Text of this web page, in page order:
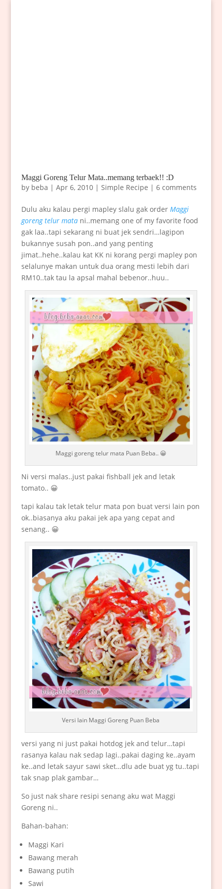
Maggi Goreng Telur Mata..memang terbaek!! :D
by beba | Apr 6, 2010| Simple Recipe | 6 comments
Dulu aku kalau pergi mapley slalu gak order Maggi
goreng telur matani..memang one of my favorite food
gak laa..tapi sekarang ni buat jek sendri…lagipon
bukannye susah pon..and yang penting
jimat..hehe..kalau kat KK ni korang pergi mapley pon
selalunye makan untuk dua orang mesti lebih dari
RM10..tak tau la apsal mahal bebenor..huu..
Maggi goreng telur mata Puan Beba.. 😀
Ni versi malas..just pakai fishball jek and letak
tomato.. 😀
tapi kalau tak letak telur mata pon buat versi lain pon
ok..biasanya aku pakai jek apa yang cepat and
senang.. 😀
Versi lain Maggi Goreng Puan Beba
versi yang ni just pakai hotdog jek and telur…tapi
rasanya kalau nak sedap lagi..pakai daging ke..ayam
ke..and letak sayur sawi sket…dlu ade buat yg tu..tapi
tak snap plak gambar…
So just nak share resipi senang aku wat Maggi
Goreng ni..
Bahan-bahan:
Maggi Kari
Bawang merah
Bawang putih
Sawi